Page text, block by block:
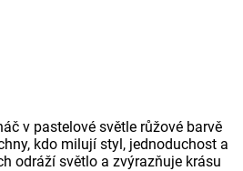
v pastelové světle růžové barvě
kdo milují styl, jednoduchost a
odráží světlo a zvýrazňuje krásu